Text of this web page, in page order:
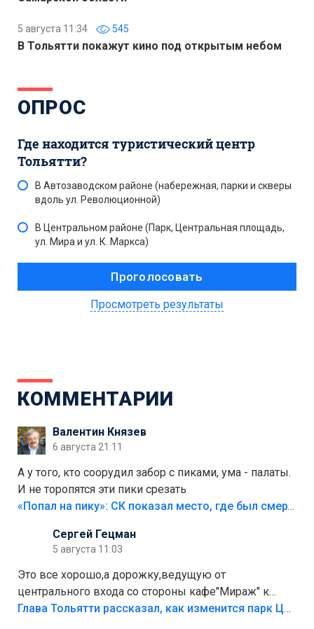
5 августа 11:34 545
В Тольятти покажут кино под открытым небом
ОПРОС
Где находится туристический центр
Тольятти?
В Автозаводском районе (набережная, парки и скверы
вдоль ул. Революционной)
В Центральном районе (Парк, Центральная площадь,
ул. Мира и ул. К. Маркса)
Просмотреть результаты
КОММЕНТАРИИ
Валентин Князев
6 августа 21:11
А у того, кто соорудил забор с пиками, ума - палаты.
И не торопятся эти пики срезать
«Попал на пику»: СК показал место, где был смертельно травмирован ребенок в Тольятти
Сергей Гецман
5 августа 11:03
Это все хорошо,а дорожку,ведущую от
центрального входа со стороны кафе"Мираж" к
аттракционам слабо доделать?А то бордюры
Глава Тольятти рассказал, как изменится парк Центрального района